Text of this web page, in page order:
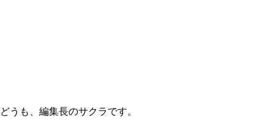
どうも、編集長のサクラです。